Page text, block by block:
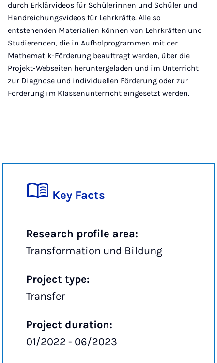
durch Erklärvideos für Schülerinnen und Schüler und
Handreichungsvideos für Lehrkräfte. Alle so
entstehenden Materialien können von Lehrkräften und
Studierenden, die in Aufholprogrammen mit der
Mathematik-Förderung beauftragt werden, über die
Projekt-Webseiten heruntergeladen und im Unterricht
zur Diagnose und individuellen Förderung oder zur
Förderung im Klassenunterricht eingesetzt werden.
Key Facts
Research profile area:
Transformation und Bildung
Project type:
Transfer
Project duration:
01/2022 - 06/2023